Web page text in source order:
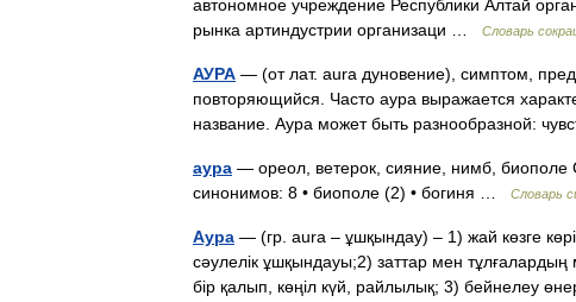
автономное учреждение Республики Алтай
рынка артиндустрии организаци …
Словарь
АУРА — (от лат. aura дуновение), симптом,
повторяющийся. Часто аура выражается
название. Аура может быть разнообразной:
аура — ореол, ветерок, сияние, нимб, биополе
синонимов: 8 • биополе (2) • богиня …
Словарь
Аура — (гр. аura – ұшқындау) – 1) жай көзге
сәулелік ұшқындауы;2) заттар мен
бір қалып, көңіл күй, райлылық; 3) бейнелеу